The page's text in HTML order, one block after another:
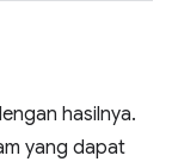
hasilnya.
yang dapat